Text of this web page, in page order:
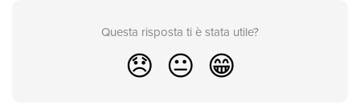
Questa risposta ti è stata utile?
😞 😐 😁